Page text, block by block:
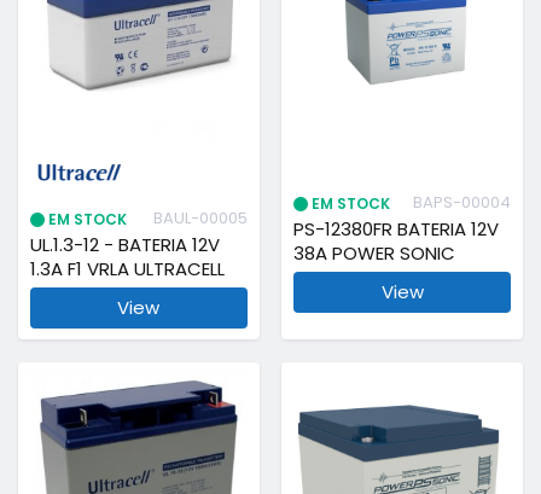
EM STOCK BAUL-00005
UL.1.3-12 - BATERIA 12V
1.3A F1 VRLA ULTRACELL
View
EM STOCK BAPS-00004
PS-12380FR BATERIA 12V
38A POWER SONIC
View